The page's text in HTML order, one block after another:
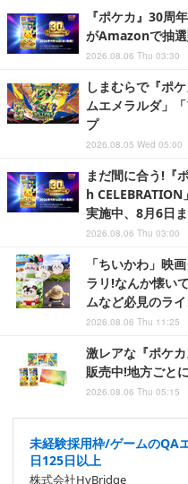
『ポケカ』30周
がAmazonで抽
2026.08.06 Thu 03:30
しまむらで『ポ
ムエメラルダ」
プ
2026.08.05 Wed 05:00
まだ間に合う!『
h
実施中、8月6日
2026.08.06 Thu 03:00
「ちいかわ」映
ラリ!なんか懐い
ムなど必見のラ
2026.08.06 Thu 11:25
激レアな『ポケ
販売中!地方ごと
2026.08.06 Thu 05:15
未経験採用枠/ゲームのQA
日125日以上
株式会社HyBridge